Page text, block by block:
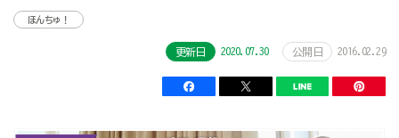
ほんちゅ！
更新日 2020.07.30 公開日 2016.02.29